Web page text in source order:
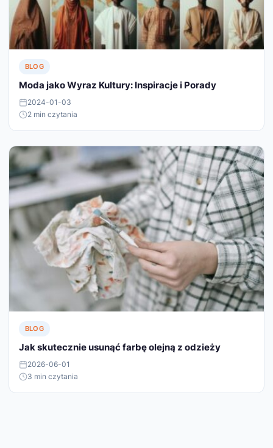
BLOG
Moda jako Wyraz Kultury: Inspiracje i Porady
2024-01-03
2 min czytania
BLOG
Jak skutecznie usunąć farbę olejną z odzieży
2026-06-01
3 min czytania